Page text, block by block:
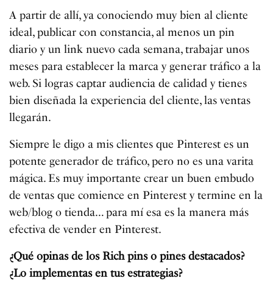
A partir de allí, ya conociendo muy bien al cliente
ideal, publicar con constancia, al menos un pin
diario y un link nuevo cada semana, trabajar unos
meses para establecer la marca y generar tráfico a la
web. Si logras captar audiencia de calidad y tienes
bien diseñada la experiencia del cliente, las ventas
llegarán.
Siempre le digo a mis clientes que Pinterest es un
potente generador de tráfico, pero no es una varita
mágica. Es muy importante crear un buen embudo
de ventas que comience en Pinterest y termine en la
web/blog o tienda… para mí esa es la manera más
efectiva de vender en Pinterest.
¿Qué opinas de los Rich pins o pines destacados?
¿Lo implementas en tus estrategias?